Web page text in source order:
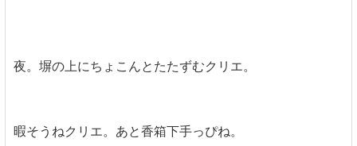
夜。塀の上にちょこんとたたずむクリエ。
暇そうねクリエ。あと香箱下手っぴね。